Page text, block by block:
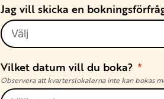
Jag vill skicka en
Vilket datum vill du boka?
Observera att kvarterslokalerna inte kan bokas